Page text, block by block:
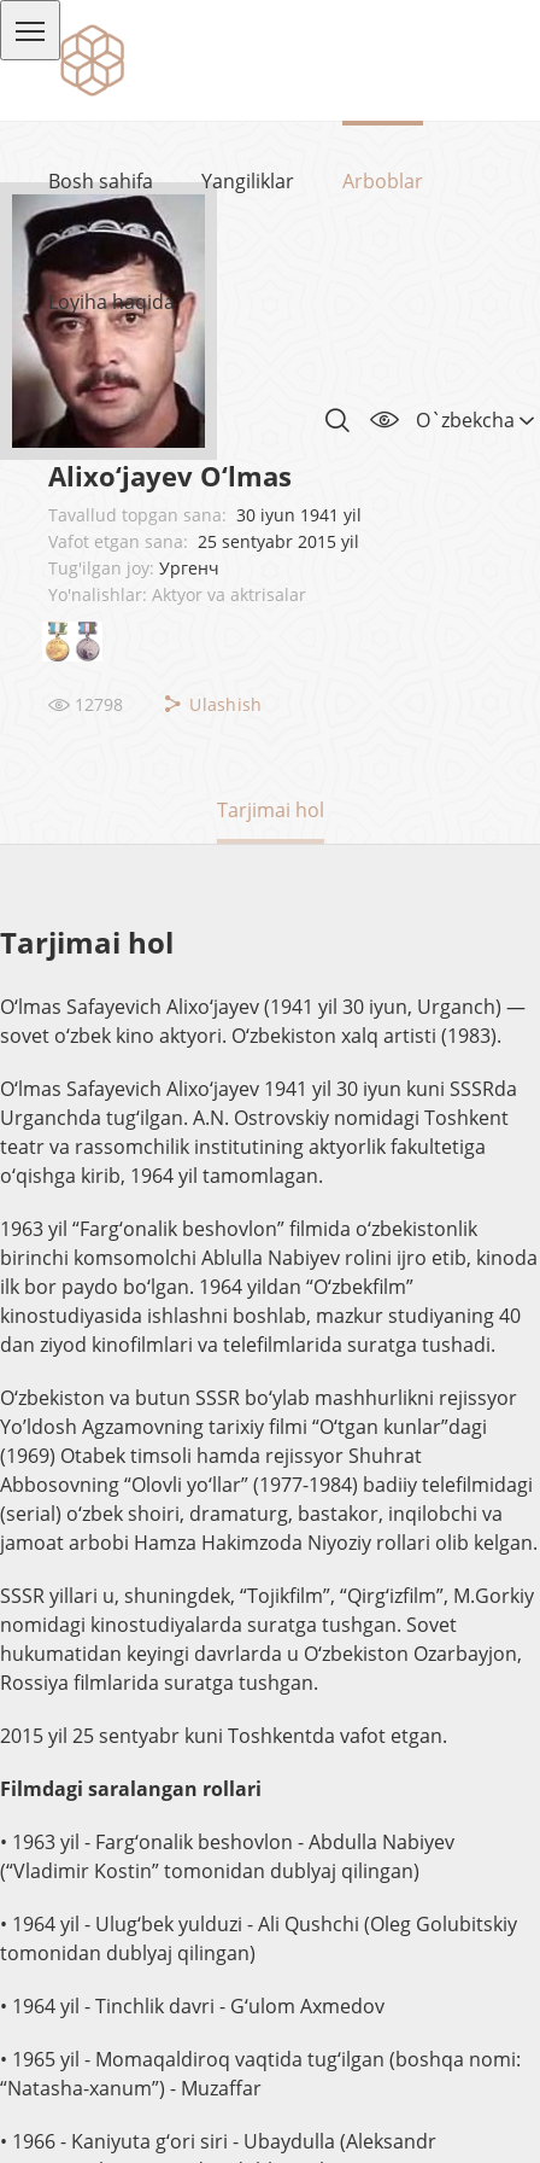
Bosh sahifa Yangiliklar Arboblar
Loyiha haqida
O`zbekcha
Alixo‘jayev O‘lmas
Tavallud topgan sana: 30 iyun 1941 yil
Vafot etgan sana: 25 sentyabr 2015 yil
Tug'ilgan joy: Ургенч
Yo'nalishlar: Aktyor va aktrisalar
12798 Ulashish
Tarjimai hol
Tarjimai hol
O‘lmas Safayevich Alixo‘jayev (1941 yil 30 iyun, Urganch) —
sovet o‘zbek kino aktyori. O‘zbekiston xalq artisti (1983).
O‘lmas Safayevich Alixo‘jayev 1941 yil 30 iyun kuni SSSRda
Urganchda tug‘ilgan. A.N. Ostrovskiy nomidagi Toshkent
teatr va rassomchilik institutining aktyorlik fakultetiga
o‘qishga kirib, 1964 yil tamomlagan.
1963 yil “Farg‘onalik beshovlon” filmida o‘zbekistonlik
birinchi komsomolchi Ablulla Nabiyev rolini ijro etib, kinoda
ilk bor paydo bo‘lgan. 1964 yildan “O‘zbekfilm”
kinostudiyasida ishlashni boshlab, mazkur studiyaning 40
dan ziyod kinofilmlari va telefilmlarida suratga tushadi.
O‘zbekiston va butun SSSR bo‘ylab mashhurlikni rejissyor
Yo’ldosh Agzamovning tarixiy filmi “O‘tgan kunlar”dagi
(1969) Otabek timsoli hamda rejissyor Shuhrat
Abbosovning “Olovli yo‘llar” (1977-1984) badiiy telefilmidagi
(serial) o‘zbek shoiri, dramaturg, bastakor, inqilobchi va
jamoat arbobi Hamza Hakimzoda Niyoziy rollari olib kelgan.
SSSR yillari u, shuningdek, “Tojikfilm”, “Qirg‘izfilm”, M.Gorkiy
nomidagi kinostudiyalarda suratga tushgan. Sovet
hukumatidan keyingi davrlarda u O‘zbekiston Ozarbayjon,
Rossiya filmlarida suratga tushgan.
2015 yil 25 sentyabr kuni Toshkentda vafot etgan.
Filmdagi saralangan rollari
• 1963 yil - Farg‘onalik beshovlon - Abdulla Nabiyev
(“Vladimir Kostin” tomonidan dublyaj qilingan)
• 1964 yil - Ulug‘bek yulduzi - Ali Qushchi (Oleg Golubitskiy
tomonidan dublyaj qilingan)
• 1964 yil - Tinchlik davri - G‘ulom Axmedov
• 1965 yil - Momaqaldiroq vaqtida tug‘ilgan (boshqa nomi:
“Natasha-xanum”) - Muzaffar
• 1966 - Kaniyuta g‘ori siri - Ubaydulla (Aleksandr